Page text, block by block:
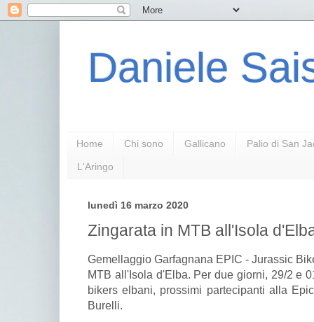
Daniele
Home Chi sono Gallicano Palio di San
L'Aringo
lunedì 16 marzo 2020
Zingarata in MTB all'Isola
Gemellaggio Garfagnana EPIC - Jurassic
MTB all'Isola d'Elba. Per due giorni, 29/2 e
bikers elbani, prossimi partecipanti alla
Burelli.